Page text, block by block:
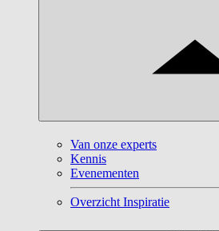
Van onze experts
Kennis
Evenementen
Overzicht Inspiratie